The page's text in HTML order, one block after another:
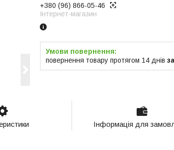
+380 (96) 866-05-46
Інтернет-магазин
повернення товару протягом 14 днів
Інформація для